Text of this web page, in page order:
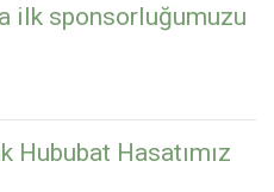
ilk sponsorluğumuzu
Hububat Hasatımız